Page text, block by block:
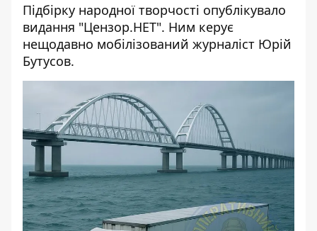
Підбірку народної творчості опублікувало
видання "Цензор.НЕТ". Ним керує
нещодавно мобілізований журналіст Юрій
Бутусов.